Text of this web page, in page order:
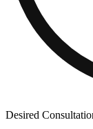
Desired